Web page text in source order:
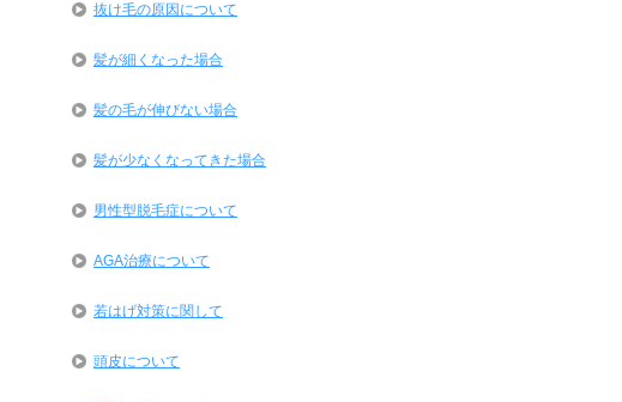
抜け毛の原因について
髪が細くなった場合
髪の毛が伸びない場合
髪が少なくなってきた場合
男性型脱毛症について
AGA治療について
若はげ対策に関して
頭皮について